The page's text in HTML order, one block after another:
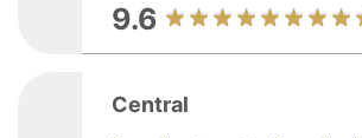
9.6
Central